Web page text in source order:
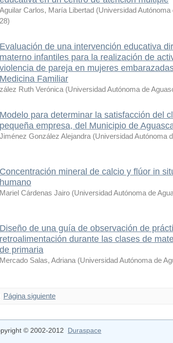
Aguilar Carlos, María Libertad (Universidad
28)
Evaluación de una intervención educativa
materno infantiles para la realización de
violencia de pareja en mujeres
Medicina Familiar
Ruth Verónica (Universidad Autónoma de
Modelo para determinar la satisfacción del
pequeña empresa, del Municipio de
Jiménez González Alejandra (Universidad Autónoma
Concentración mineral de calcio y flúor in
humano
Mariel Cárdenas Jairo (Universidad Autónoma de
Diseño de una guía de observación de
retroalimentación durante las clases de
de primaria
Mercado Salas, Adriana (Universidad Autónoma de
Página siguiente
© 2002-2012 Duraspace